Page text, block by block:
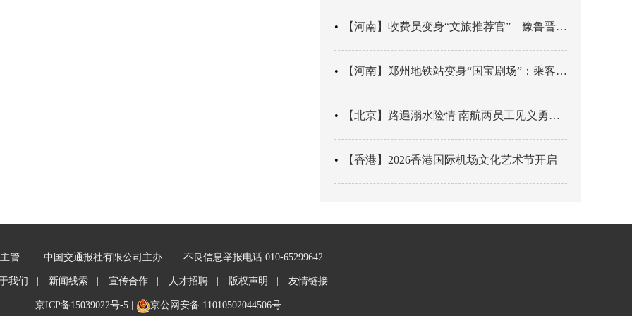
【河南】收费员变身“文旅推荐官”—豫鲁晋四地市交旅融合让游客一下高速就“入戏”
【河南】郑州地铁站变身“国宝剧场”：乘客刚出车厢，就“入戏”千年
【北京】路遇溺水险情 南航两员工见义勇为科学施救
【香港】2026香港国际机场文化艺术节开启
管 中国交通报社有限公司主办 不良信息举报电话 010-65299642
我们 | 新闻线索 | 宣传合作 | 人才招聘 | 版权声明 | 友情链接
京ICP备15039022号-5| 京公网安备 11010502044506号